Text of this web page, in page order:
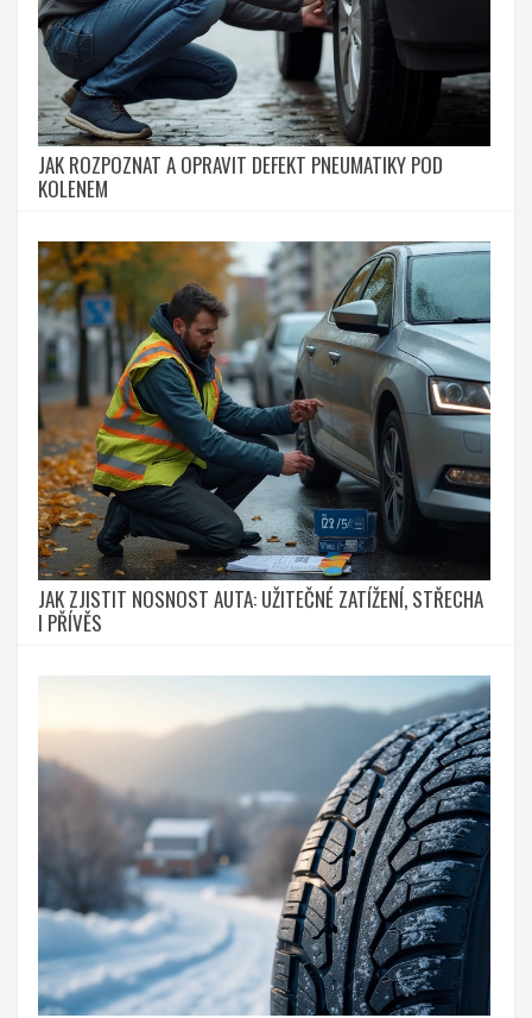
JAK ROZPOZNAT A OPRAVIT DEFEKT PNEUMATIKY POD
KOLENEM
JAK ZJISTIT NOSNOST AUTA: UŽITEČNÉ ZATÍŽENÍ, STŘECHA
I PŘÍVĚS